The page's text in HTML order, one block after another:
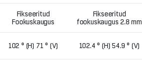
Fikseeritud
Fookuskaugus
Fikseeritud
fookuskaugus 2.8 mm
102 ° (H) 71 ° (V) 102.4 ° (H) 54.9 ° (V)